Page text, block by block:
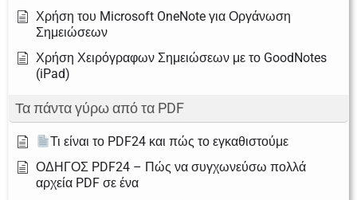
Χρήση του Microsoft OneNote για Οργάνωση
Σημειώσεων
Χρήση Χειρόγραφων Σημειώσεων με το GoodNotes
(iPad)
Τα πάντα γύρω από τα PDF
Τι είναι το PDF24 και πώς το εγκαθιστούμε
ΟΔΗΓΟΣ PDF24 – Πώς να συγχωνεύσω πολλά
αρχεία PDF σε ένα